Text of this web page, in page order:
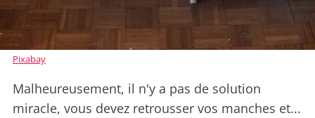
Pixabay
Malheureusement, il n'y a pas de solution
miracle, vous devez retrousser vos manches et...